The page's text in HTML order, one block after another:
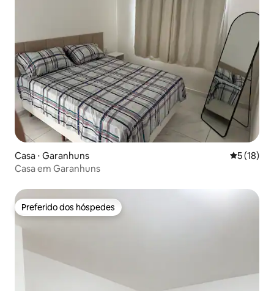
Casa ⋅ Garanhuns 5 de uma
5 (18)
Casa em Garanhuns
Preferido dos hóspedes
Preferido dos hóspedes